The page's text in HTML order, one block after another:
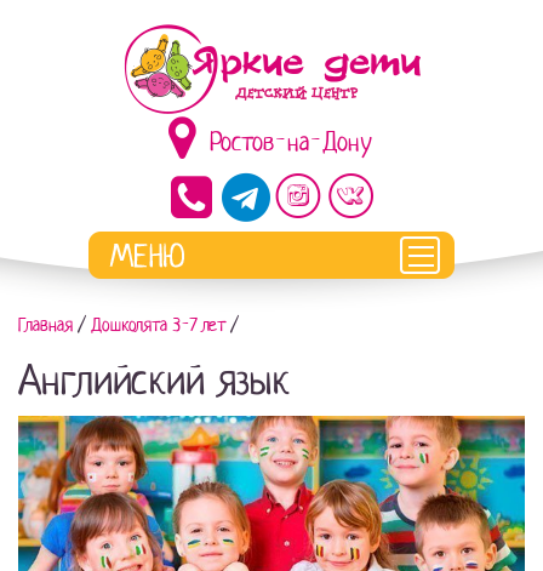
Ростов-на-Дону
Главная / Дошколята 3-7 лет/
Английский язык